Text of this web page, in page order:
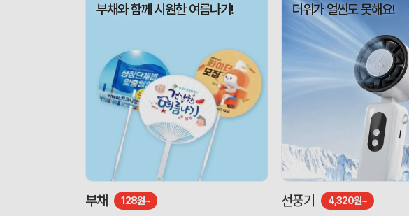
375371
375367
375366
375364
375363
부채와 함께 시원한 여름나기!
부채 128원~
더위가 얼씬도 못해요!
선풍기 4,320원~